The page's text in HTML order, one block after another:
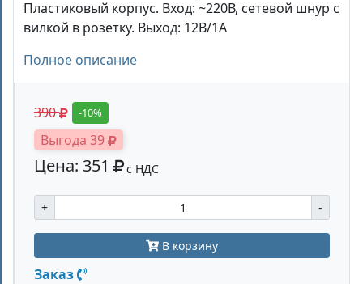
Пластиковый корпус. Вход: ~220В, сетевой шнур с
вилкой в розетку. Выход: 12В/1А
Полное описание
390 -10%
Выгода 39
Цена: 351 с НДС
+ -
В корзину
Заказ